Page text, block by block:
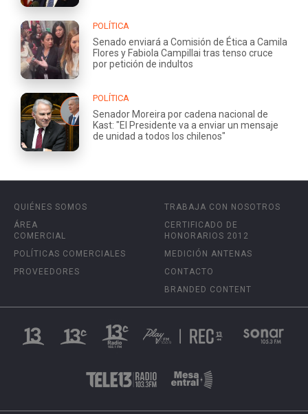
POLÍTICA
Senado enviará a Comisión de Ética a Camila
Flores y Fabiola Campillai tras tenso cruce
por petición de indultos
POLÍTICA
Senador Moreira por cadena nacional de
Kast: "El Presidente va a enviar un mensaje
de unidad a todos los chilenos"
QUIÉNES SOMOS
ÁREA
COMERCIAL
POLÍTICAS COMERCIALES
PROVEEDORES
TRABAJA CON NOSOTROS
CERTIFICADO DE
HONORARIOS 2012
MEDICIÓN ANTENAS
CONTACTO
BRANDED CONTENT